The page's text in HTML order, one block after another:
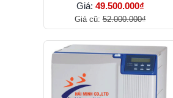
Giá: 49.500.000₫
Giá cũ:52.000.000₫